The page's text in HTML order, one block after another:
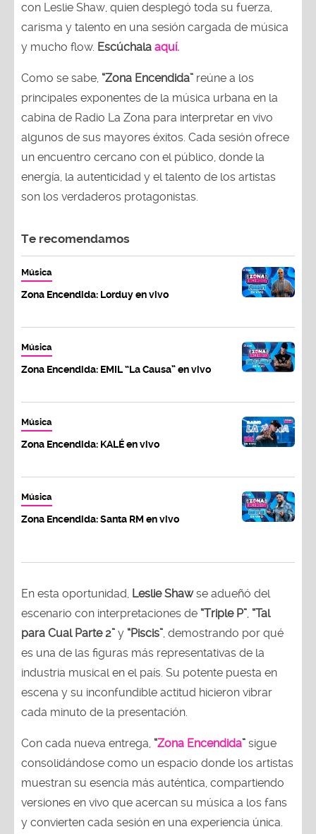
con Leslie Shaw, quien desplegó toda su fuerza,
carisma y talento en una sesión cargada de música
y mucho flow. Escúchala aquí.
Como se sabe, “Zona Encendida” reúne a los
principales exponentes de la música urbana en la
cabina de Radio La Zona para interpretar en vivo
algunos de sus mayores éxitos. Cada sesión ofrece
un encuentro cercano con el público, donde la
energía, la autenticidad y el talento de los artistas
son los verdaderos protagonistas.
Te recomendamos
Música
Zona Encendida: Lorduy en vivo
Música
Zona Encendida: EMIL “La Causa” en vivo
Música
Zona Encendida: KALÉ en vivo
Música
Zona Encendida: Santa RM en vivo
En esta oportunidad, Leslie Shawse adueñó del
escenario con interpretaciones de “Triple P”, “Tal
para Cual Parte 2” y “Piscis”, demostrando por qué
es una de las figuras más representativas de la
industria musical en el país. Su potente puesta en
escena y su inconfundible actitud hicieron vibrar
cada minuto de la presentación.
Con cada nueva entrega, “Zona Encendida” sigue
consolidándose como un espacio donde los artistas
muestran su esencia más auténtica, compartiendo
versiones en vivo que acercan su música a los fans
y convierten cada sesión en una experiencia única.